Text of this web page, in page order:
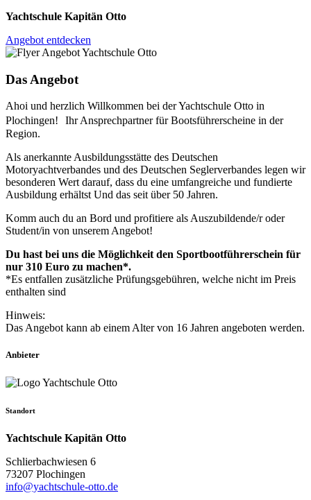
Yachtschule Kapitän Otto
Angebot entdecken
Das Angebot
Ahoi und herzlich Willkommen bei der Yachtschule Otto in
Plochingen! Ihr Ansprechpartner für Bootsführerscheine in der
Region.
Als anerkannte Ausbildungsstätte des Deutschen
Motoryachtverbandes und des Deutschen Seglerverbandes legen wir
besonderen Wert darauf, dass du eine umfangreiche und fundierte
Ausbildung erhältst Und das seit über 50 Jahren.
Komm auch du an Bord und profitiere als Auszubildende/r oder
Student/in von unserem Angebot!
Du hast bei uns die Möglichkeit den Sportbootführerschein für
nur 310 Euro zu machen*.
*Es entfallen zusätzliche Prüfungsgebühren, welche nicht im Preis
enthalten sind
Hinweis:
Das Angebot kann ab einem Alter von 16 Jahren angeboten werden.
Anbieter
Standort
Yachtschule Kapitän Otto
Schlierbachwiesen 6
73207 Plochingen
info@yachtschule-otto.de